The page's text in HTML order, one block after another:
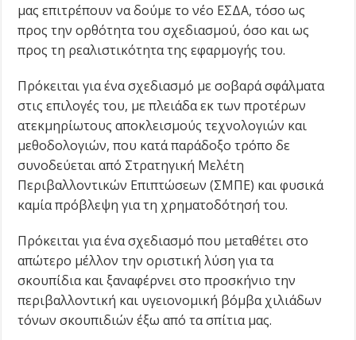
μας επιτρέπουν να δούμε το νέο ΕΣΔΑ, τόσο ως
προς την ορθότητα του σχεδιασμού, όσο και ως
προς τη ρεαλιστικότητα της εφαρμογής του.
Πρόκειται για ένα σχεδιασμό με σοβαρά σφάλματα
στις επιλογές του, με πλειάδα εκ των προτέρων
ατεκμηρίωτους αποκλεισμούς τεχνολογιών και
μεθοδολογιών, που κατά παράδοξο τρόπο δε
συνοδεύεται από Στρατηγική Μελέτη
Περιβαλλοντικών Επιπτώσεων (ΣΜΠΕ) και φυσικά
καμία πρόβλεψη για τη χρηματοδότησή του.
Πρόκειται για ένα σχεδιασμό που μεταθέτει στο
απώτερο μέλλον την οριστική λύση για τα
σκουπίδια και ξαναφέρνει στο προσκήνιο την
περιβαλλοντική και υγειονομική βόμβα χιλιάδων
τόνων σκουπιδιών έξω από τα σπίτια μας.